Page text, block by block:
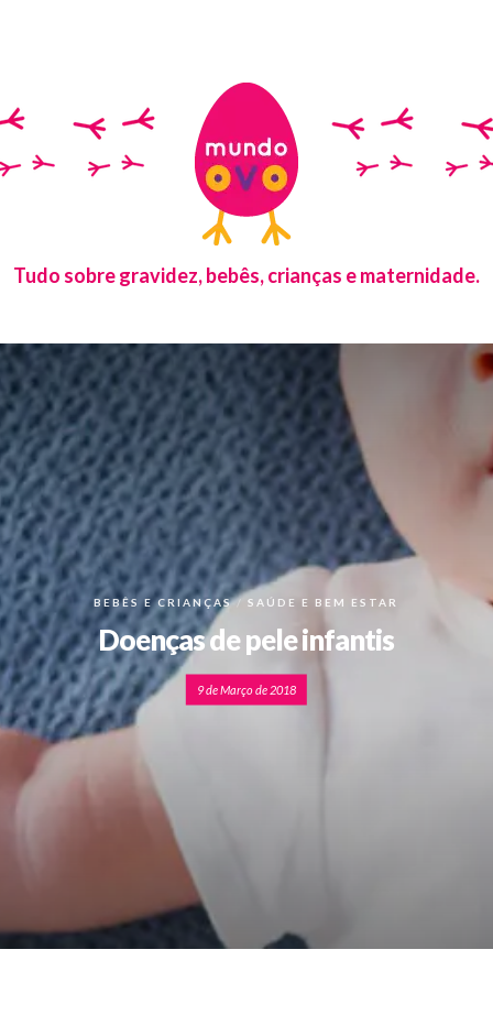
Tudo sobre gravidez, bebês, crianças e maternidade.
BEBÊS E CRIANÇAS SAÚDE E BEM ESTAR
Doenças de pele infantis
9 de Março de 2018